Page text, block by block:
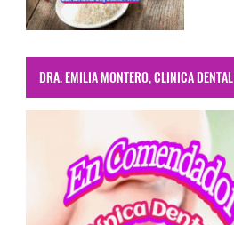
DRA. EMILIA MONTERO, CLINICA DENTAL